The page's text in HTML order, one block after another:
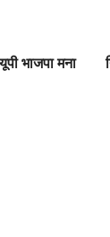
भाजपा मना